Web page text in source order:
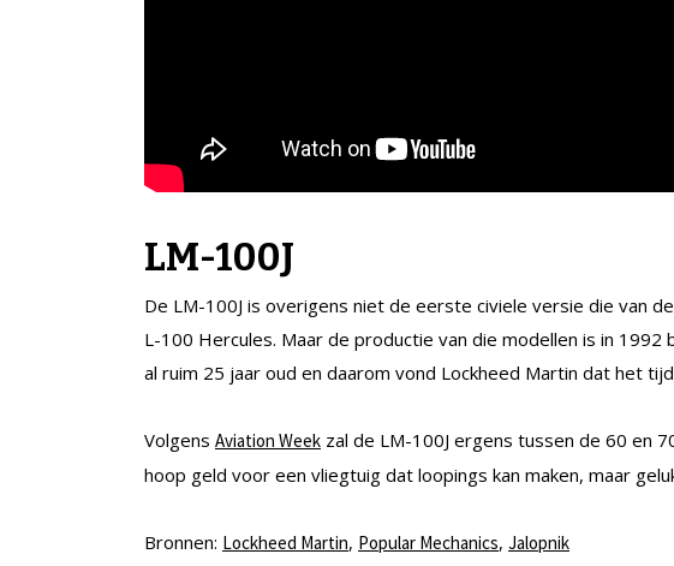
LM-100J
De LM-100J is overigens niet de eerste civiele versie die van
L-100 Hercules. Maar de productie van die modellen is in
al ruim 25 jaar oud en daarom vond Lockheed Martin dat het
Volgens Aviation Week zal de LM-100J ergens tussen de 60 en
hoop geld voor een vliegtuig dat loopings kan maken, maar
Bronnen: Lockheed Martin, Popular Mechanics, Jalopnik